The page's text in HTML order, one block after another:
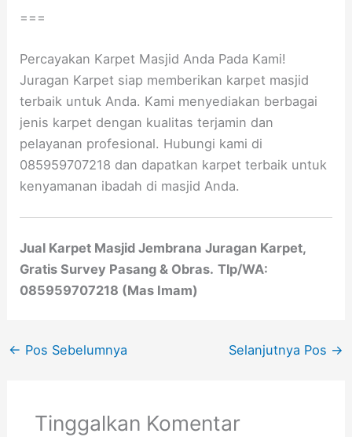
===
Percayakan Karpet Masjid Anda Pada Kami!
Juragan Karpet siap memberikan karpet masjid
terbaik untuk Anda. Kami menyediakan berbagai
jenis karpet dengan kualitas terjamin dan
pelayanan profesional. Hubungi kami di
085959707218 dan dapatkan karpet terbaik untuk
kenyamanan ibadah di masjid Anda.
Jual Karpet Masjid Jembrana Juragan Karpet,
Gratis Survey Pasang & Obras. Tlp/WA:
085959707218 (Mas Imam)
← Pos Sebelumnya Selanjutnya Pos →
Tinggalkan Komentar